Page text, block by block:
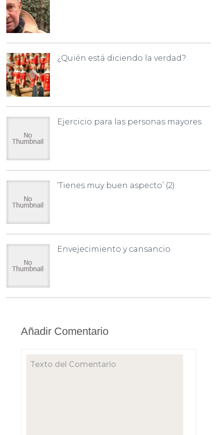
¿Quién está diciendo la verdad?
Ejercicio para las personas mayores
‘Tienes muy buen aspecto’ (2)
Envejecimiento y cansancio
Añadir Comentario